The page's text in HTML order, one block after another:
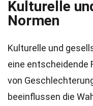
Kulturelle
Normen
Kulturelle und
eine entscheidende
von
beeinflussen die